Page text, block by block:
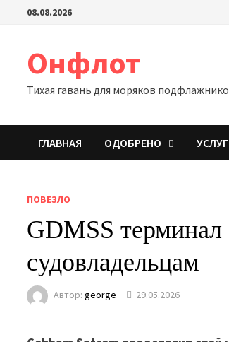
Перейти08.08.2026
Онфлот
Тихая гавань для моряков
ГЛАВНАЯ ОДОБРЕНО
ПОВЕЗЛО
GDMSS
судовладельцам
Автор:george 29.05.2026